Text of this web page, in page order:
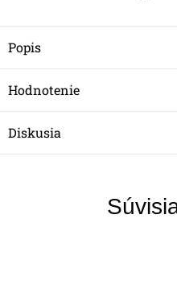
Popis
Hodnotenie
Diskusia